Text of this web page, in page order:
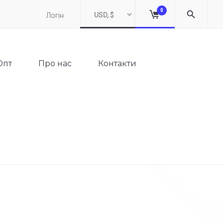
Логін USD, $
0
Про нас Контакти